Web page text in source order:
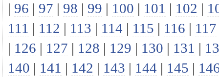
| 96 | 97 | 98 | 99 | 100 | 101 | 102 |
111 | 112 | 113 | 114 | 115 | 116 | 117
| 126 | 127 | 128 | 129 | 130 | 131 |
140 | 141 | 142 | 143 | 144 | 145 |